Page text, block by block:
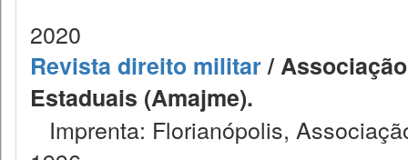
2020
Revista direito militar/
Estaduais (Amajme).
Imprenta: Florianópolis,